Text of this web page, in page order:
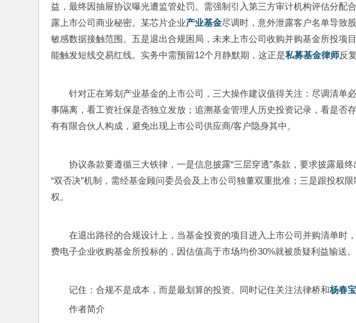
益，最终因抽屉协议曝光遭监管处罚。需强制引入第三方审计机构评估分配
露上市公司商业秘密。某芯片企业产业基金尽调时，意外泄露客户名单导致
敏感数据接触范围。五是退出合规困局，未来上市公司收购并购基金所投项
能触发短线交易红线。实务中需预留12个月静默期，这正是私募基金律师反
针对正在筹划产业基金的上市公司，三大操作建议值得关注：尽调清单
事隔离，看工资社保是否独立发放；追溯基金管理人历史投资记录，看是否
有有限合伙人构成，避免出现上市公司供应商/客户隐身其中。
协议条款要遵循三大铁律，一是信息披露“三层穿透”条款，要求披露最
“双否决”机制，需经基金顾问委员会及上市公司独董双重批准；三是跟投权
权。
在退出路径的合规设计上，当基金投资的项目进入上市公司并购清单时
费电子企业收购基金所投标的，因估值高于市场均价30%就被质疑利益输送。
记住：合规不是成本，而是最划算的投资。同时记住关注法律桥和杨春宝
作者简介